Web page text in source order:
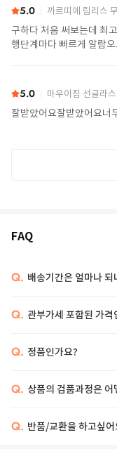
5.0 까르띠에 림리스 무테 안
구하다 처음 써보는데 최
행단계마다 빠르게 알람
5.0 마우이짐 선글라
잘받았어요잘받았어요너
FAQ
Q. 배송기간은 얼마나 되
Q. 관부가세 포함된 가격
Q. 정품인가요?
Q. 상품의 검품과정은 어
Q. 반품/교환을 하고싶어